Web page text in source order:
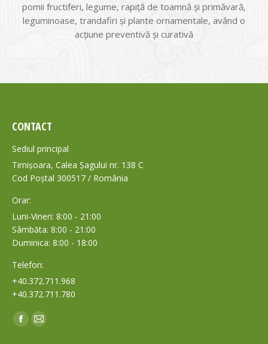
pomii fructiferi, legume, rapiţă de toamnă şi primăvară,
leguminoase, trandafiri şi plante ornamentale, având o
acţiune preventivă şi curativă
CONTACT
Sediul principal
Timișoara, Calea Șagului nr. 138 C
Cod Poștal 300517 / România
Orar:
Luni-Vineri: 8:00 - 21:00
Sâmbăta: 8:00 - 21:00
Duminica: 8:00 - 18:00
Telefon:
+40.372.711.968
+40.372.711.780
Find us on:
Facebook
Mail